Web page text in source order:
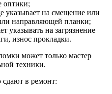
оптики;
указывает на смещение или
направляющей планки;
указывать на загрязнение
износ прокладки.
может только мастер
техники.
в ремонт: